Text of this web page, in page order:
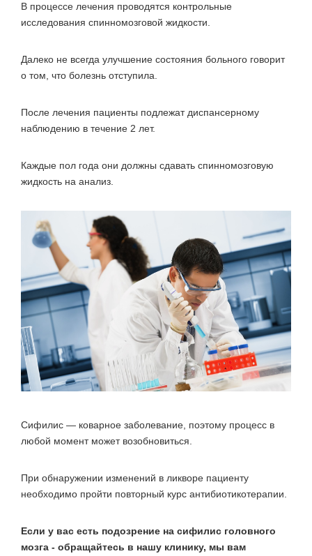
В процессе лечения проводятся контрольные
исследования спинномозговой жидкости.
Далеко не всегда улучшение состояния больного говорит
о том, что болезнь отступила.
После лечения пациенты подлежат диспансерному
наблюдению в течение 2 лет.
Каждые пол года они должны сдавать спинномозговую
жидкость на анализ.
Сифилис — коварное заболевание, поэтому процесс в
любой момент может возобновиться.
При обнаружении изменений в ликворе пациенту
необходимо пройти повторный курс антибиотикотерапии.
Если у вас есть подозрение на сифилис головного
мозга - обращайтесь в нашу клинику, мы вам